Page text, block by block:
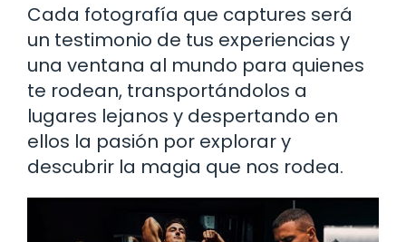
Cada fotografía que captures será
un testimonio de tus experiencias y
una ventana al mundo para quienes
te rodean, transportándolos a
lugares lejanos y despertando en
ellos la pasión por explorar y
descubrir la magia que nos rodea.